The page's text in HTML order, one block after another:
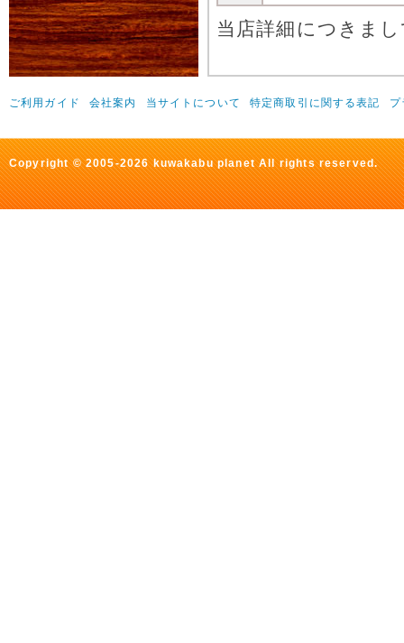
当店詳細につきま
ご利用ガイド 会社案内 当サイトについて 特定商取引に関する表記 プ
Copyright © 2005-2026 kuwakabu planet All rights reserved.